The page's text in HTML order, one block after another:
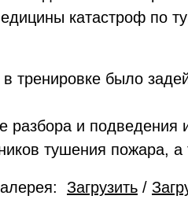
катастроф по
в тренировке было
разбора и подведения
тушения пожара,
Загрузить /